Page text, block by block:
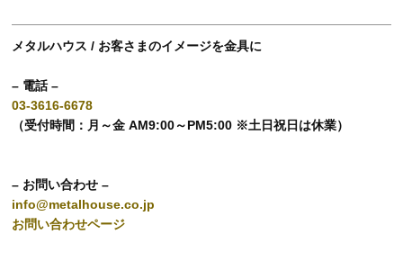
メタルハウス / お客さまのイメージを金具に
– 電話 –
03-3616-6678
（受付時間：月～金 AM9:00～PM5:00 ※土日祝日は休業）
– お問い合わせ –
info@metalhouse.co.jp
お問い合わせページ